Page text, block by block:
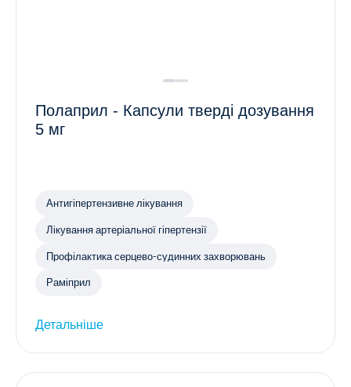
Полаприл - Капсули тверді дозування
5 мг
Антигіпертензивне лікування
Лікування артеріальної гіпертензії
Профілактика серцево-судинних захворювань
Раміприл
Детальніше